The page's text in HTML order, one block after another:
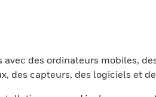
des ordinateurs mobiles,
des capteurs, des logiciels et